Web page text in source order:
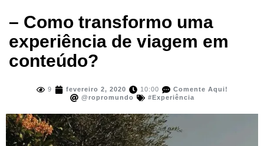
– Como transformo uma
experiência de viagem em
conteúdo?
9 fevereiro 2, 2020 10:00
Comente Aqui!
@ropromundo
#Experiência